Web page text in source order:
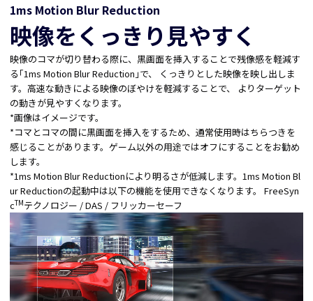
1ms Motion Blur Reduction
映像をくっきり見やすく
映像のコマが切り替わる際に、黒画面を挿入することで残像感を軽減す
る｢1ms Motion Blur Reduction｣で、 くっきりとした映像を映し出しま
す。高速な動きによる映像のぼやけを軽減することで、 よりターゲット
の動きが見やすくなります。
*画像はイメージです。
*コマとコマの間に黒画面を挿入をするため、通常使用時はちらつきを
感じることがあります。ゲーム以外の用途ではオフにすることをお勧め
します。
*1ms Motion Blur Reductionにより明るさが低減します。1ms Motion Bl
ur Reductionの起動中は以下の機能を使用できなくなります。 FreeSyn
cTMテクノロジー / DAS / フリッカーセーフ